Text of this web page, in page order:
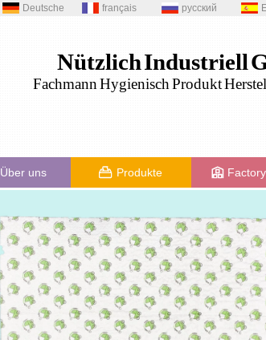
Deutsche français русский
NützlichIndustriell
FachmannHygienischProdukt
Über uns Produkte